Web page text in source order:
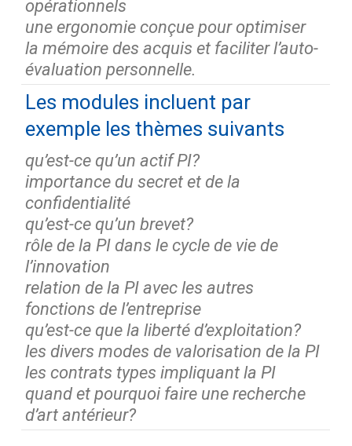
opérationnels
une ergonomie conçue pour optimiser
la mémoire des acquis et faciliter l’auto-
évaluation personnelle.
Les modules incluent par
exemple les thèmes suivants
qu’est-ce qu’un actif PI?
importance du secret et de la
confidentialité
qu’est-ce qu’un brevet?
rôle de la PI dans le cycle de vie de
l’innovation
relation de la PI avec les autres
fonctions de l’entreprise
qu’est-ce que la liberté d’exploitation?
les divers modes de valorisation de la PI
les contrats types impliquant la PI
quand et pourquoi faire une recherche
d’art antérieur?